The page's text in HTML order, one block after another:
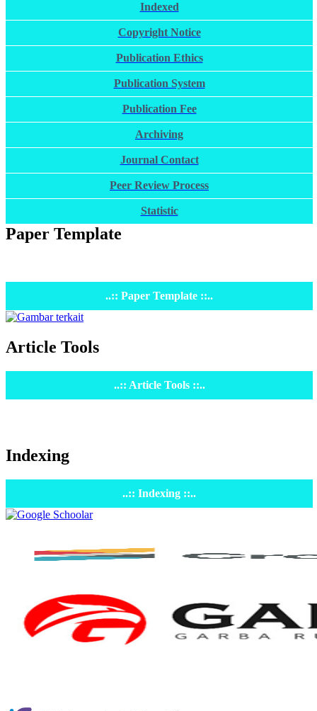
Indexed
Copyright Notice
Publication Ethics
Publication System
Publication Fee
Archiving
Journal Contact
Peer Review Process
Statistic
Paper Template
..:: Paper Template ::..
Article Tools
..:: Article Tools ::..
Indexing
..:: Indexing ::..